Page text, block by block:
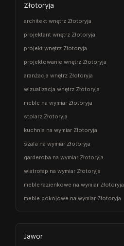
Złotoryja
architekt wnętrz Złotoryja
projektant wnętrz Złotoryja
projekt wnętrz Złotoryja
projektowanie wnętrz Złotoryja
aranżacja wnętrz Złotoryja
wizualizacja wnętrz Złotoryja
meble na wymiar Złotoryja
stolarz Złotoryja
kuchnia na wymiar Złotoryja
szafa na wymiar Złotoryja
garderoba na wymiar Złotoryja
wiatrołap na wymiar Złotoryja
meble łazienkowe na wymiar Złotoryja
meble pokojowe na wymiar Złotoryja
Jawor